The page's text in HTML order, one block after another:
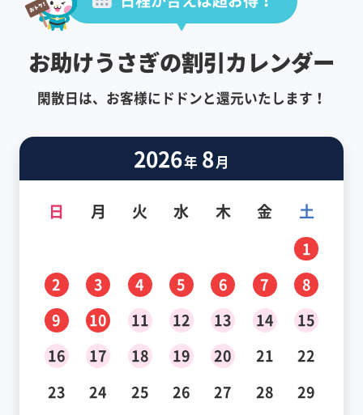
お助けうさぎの割引カレンダー
閑散日は、お客様にドドンと還元いたします！
2026年 8月
日 月 火 水 木 金 土
1
2
3 4 5 6 7
8
9
10 11 12 13 14
15
16
17 18 19 20 21
22
23
24 25 26 27 28
29